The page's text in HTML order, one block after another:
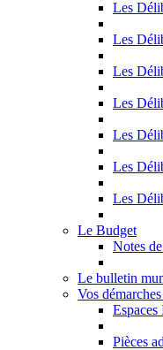
Les
Les
Les
Les
Les
Les
Les
Le Budget
Notes
Le bulletin
Vos
Espaces
Pièces